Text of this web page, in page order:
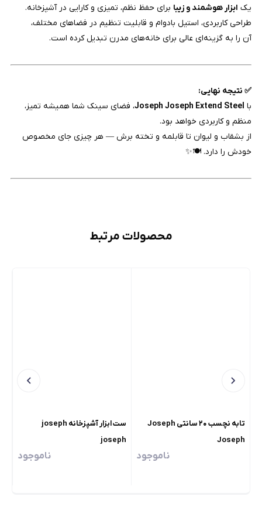
یک ابزار هوشمند و زیبا برای حفظ نظم، تمیزی و کارایی در آشپزخانه.
طراحی کاربردی، استیل بادوام و قابلیت تنظیم در فضاهای مختلف،
آن را به گزینه‌ای عالی برای خانه‌های مدرن تبدیل کرده است.
✅ نتیجه نهایی:
با Joseph Joseph Extend Steel، فضای سینک شما همیشه تمیز،
منظم و کاربردی خواهد بود.
از بشقاب و لیوان تا قابلمه و تخته برش — هر چیزی جای مخصوص
خودش را دارد. 🍽️✨
محصولات مرتبط
تابه نچسب ۲۰ سانتی Joseph
Joseph
ناموجود
ست ابزار آشپزخانه joseph
joseph
ناموجود